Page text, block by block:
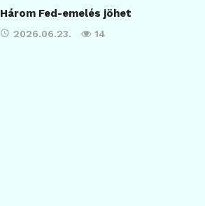
Három Fed-emelés jöhet
2026.06.23. 14